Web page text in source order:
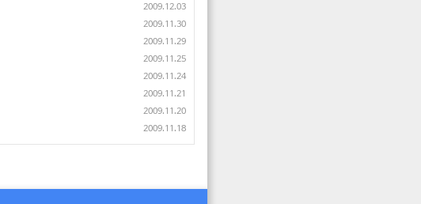
2009.12.03
2009.11.30
2009.11.29
2009.11.25
2009.11.24
2009.11.21
2009.11.20
2009.11.18